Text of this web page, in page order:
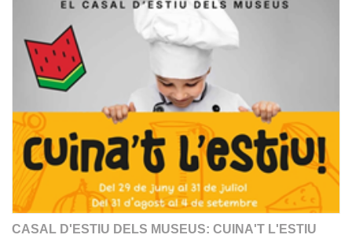
CASAL D'ESTIU DELS MUSEUS: CUINA'T L'ESTIU